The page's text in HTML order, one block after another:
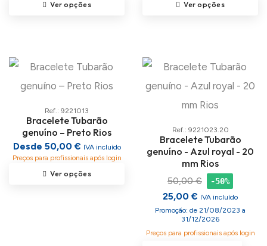
Ver opções Ver opções
Ref.: 9221013
Bracelete Tubarão
genuíno – Preto Rios
Desde 50,00 € IVA incluído
Preços para profissionais após login
Ver opções
Ref.: 9221023.20
Bracelete Tubarão
genuíno - Azul royal - 20
mm Rios
50,00 € -50%
25,00 € IVA incluído
Promoção: de 21/08/2023 a
31/12/2026
Preços para profissionais após login